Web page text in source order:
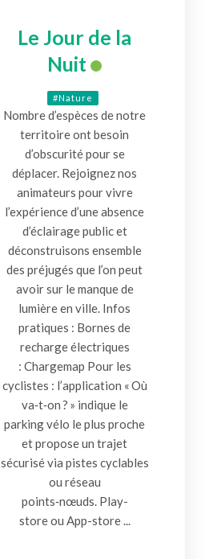
Le Jour de la
Nuit
#Nature
Nombre d’espèces de notre
territoire ont besoin
d’obscurité pour se
déplacer. Rejoignez nos
animateurs pour vivre
l’expérience d’une absence
d’éclairage public et
déconstruisons ensemble
des préjugés que l’on peut
avoir sur le manque de
lumière en ville. Infos
pratiques : Bornes de
recharge électriques
: Chargemap Pour les
cyclistes : l’application « Où
va‑t‑on ? » indique le
parking vélo le plus proche
et propose un trajet
sécurisé via pistes cyclables
ou réseau
points‑nœuds. Play-
store ou App-store ...